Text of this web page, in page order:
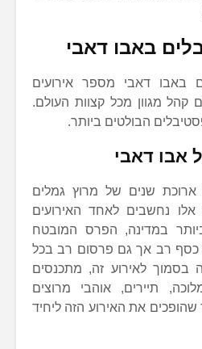
באבו דאבי
באבו דאבי מספר אירועים
קהל מגוון מכל קצוות העולם.
הבולטים ביותר.
אבו דאבי
שנים של מרוץ גמלים
אלו נחשבים לאחד האירועים
במדינה, הפרס המובטח
כסף רב אך גם פרסום רב בכל
בסמוך לאירוע זה, מתכנסים
תיירים, אוהבי מרוצים
שהופכים את האירוע הזה ליחיד